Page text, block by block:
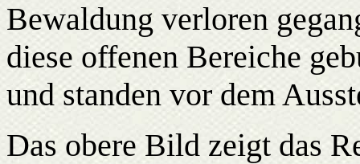
Bewaldung verloren
diese offenen Bereiche
und standen vor dem
Das obere Bild zeigt das